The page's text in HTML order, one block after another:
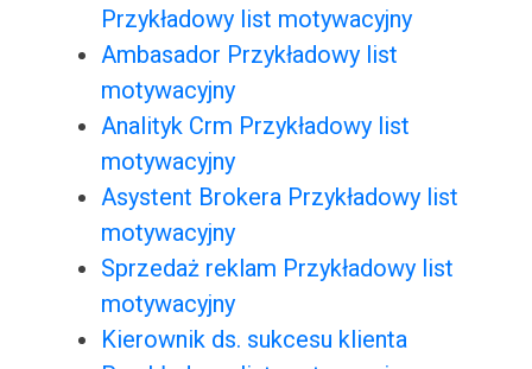
Przykładowy list motywacyjny
Ambasador Przykładowy list
motywacyjny
Analityk Crm Przykładowy list
motywacyjny
Asystent Brokera Przykładowy list
motywacyjny
Sprzedaż reklam Przykładowy list
motywacyjny
Kierownik ds. sukcesu klienta